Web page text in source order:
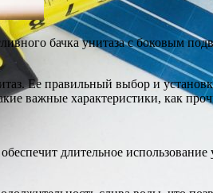
бачка унитаза с боковым
Ее правильный выбор и
важные характеристики, как
длительное